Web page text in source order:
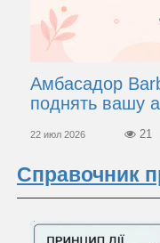
Амбасадор
поднять вашу
22 июл 2026 21
Справочник